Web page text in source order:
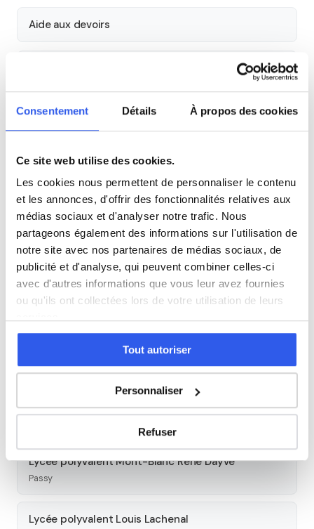
Consentement Détails À propos des cookies
Ce site web utilise des cookies.
Les cookies nous permettent de personnaliser le contenu
et les annonces, d'offrir des fonctionnalités relatives aux
médias sociaux et d'analyser notre trafic. Nous
partageons également des informations sur l'utilisation de
notre site avec nos partenaires de médias sociaux, de
publicité et d'analyse, qui peuvent combiner celles-ci
avec d'autres informations que vous leur avez fournies
ou qu'ils ont collectées lors de votre utilisation de leurs
Tout autoriser
Personnaliser
Refuser
Aide aux devoirs
Histoire
Cours par niveau
Seconde Première Terminale
Autres lycées à proximité
Lycée polyvalent Roger Frison-Roche
Chamonix-Mont-Blanc
Lycée professionnel - Centre technique du Mont-
Lycée polyvalent privé Sainte-Famille - ESCR
Lycée polyvalent Mont-Blanc René Dayve
Passy
Lycée polyvalent Louis Lachenal